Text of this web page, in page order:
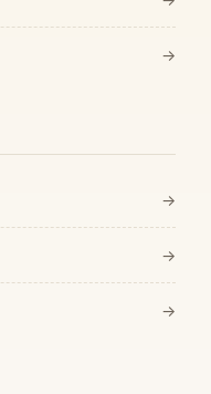
→
→
→
→